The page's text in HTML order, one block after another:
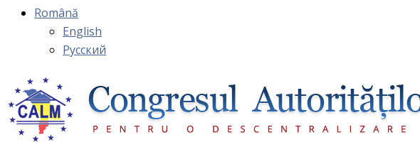
Română
English
Русский